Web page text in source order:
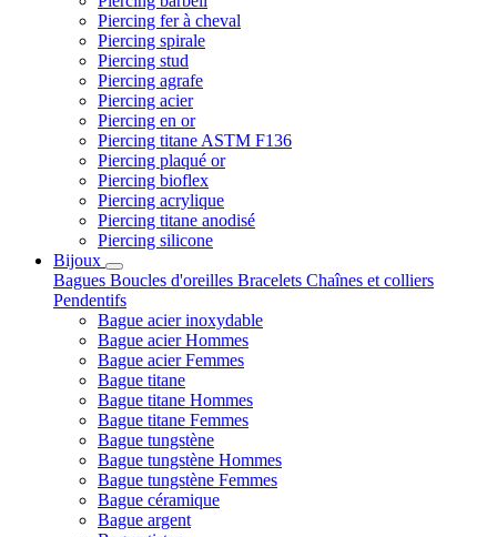
Piercing fer à cheval
Piercing spirale
Piercing stud
Piercing agrafe
Piercing acier
Piercing en or
Piercing titane ASTM F136
Piercing plaqué or
Piercing bioflex
Piercing acrylique
Piercing titane anodisé
Piercing silicone
Bijoux
Bagues Boucles d'oreilles Bracelets Chaînes et colliers
Pendentifs
Bague acier inoxydable
Bague acier Hommes
Bague acier Femmes
Bague titane
Bague titane Hommes
Bague titane Femmes
Bague tungstène
Bague tungstène Hommes
Bague tungstène Femmes
Bague céramique
Bague argent